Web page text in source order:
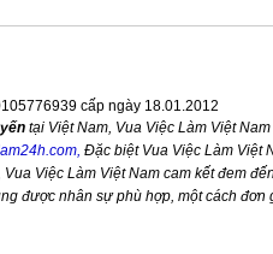
cấp ngày 18.01.2012
tại Việt Nam, Vua Việc Làm Việt Nam
, Đặc biệt Vua Việc Làm Việt
Vua Việc Làm Việt Nam cam kết đem
được nhân sự phù hợp, một cách đơn